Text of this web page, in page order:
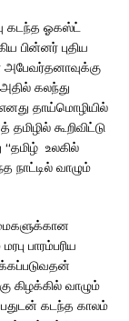
கடந்த ஓகஸ்ட்
பின்னர் புதிய
அபேவர்தனாவுக்கு
கலந்து
தாய்மொழியில்
கூறிவிட்டு
உலகில்
நாட்டில் வாழும்
பாரம்பரிய
கிழக்கில் வாழும்
கடந்த காலம்